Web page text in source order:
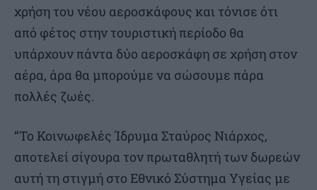
χρήση του νέου αεροσκάφους και τόνισε ότι
από φέτος στην τουριστική περίοδο θα
υπάρχουν πάντα δύο αεροσκάφη σε χρήση στον
αέρα, άρα θα μπορούμε να σώσουμε πάρα
πολλές ζωές.
“Το Κοινωφελές Ίδρυμα Σταύρος Νιάρχος,
αποτελεί σίγουρα τον πρωταθλητή των δωρεών
αυτή τη στιγμή στο Εθνικό Σύστημα Υγείας με